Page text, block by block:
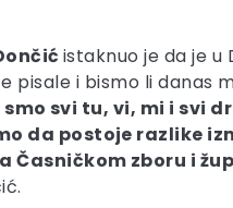
istaknuo je da je u
pisale i bismo li danas
svi tu, vi, mi i svi
da postoje razlike
zboru i